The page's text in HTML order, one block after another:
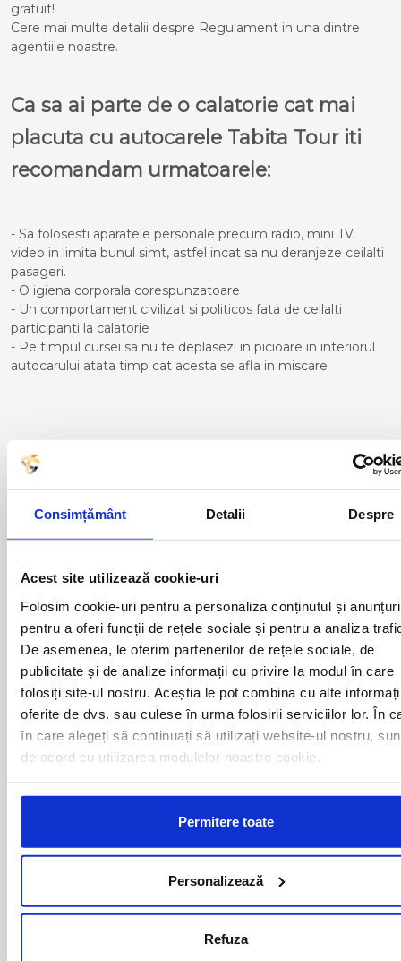
Consimțământ Detalii Despre
Acest site utilizează cookie-uri
Folosim cookie-uri pentru a personaliza conținutul și
pentru a oferi funcții de rețele sociale și pentru a analiza
De asemenea, le oferim partenerilor de rețele sociale, de
publicitate și de analize informații cu privire la modul în care
folosiți site-ul nostru. Aceștia le pot combina cu alte
oferite de dvs. sau culese în urma folosirii serviciilor lor. În
în care alegeți să continuați să utilizați website-ul nostru,
de acord cu utilizarea modulelor noastre cookie.
Permitere toate
Personalizează
Refuza
gratuit!
Cere mai multe detalii despre Regulament in una dintre
agentiile noastre.
Ca sa ai parte de o calatorie cat mai
placuta cu autocarele Tabita Tour iti
recomandam urmatoarele:
- Sa folosesti aparatele personale precum radio, mini TV,
video in limita bunul simt, astfel incat sa nu deranjeze ceilalti
pasageri.
- O igiena corporala corespunzatoare
- Un comportament civilizat si politicos fata de ceilalti
participanti la calatorie
- Pe timpul cursei sa nu te deplasezi in picioare in interiorul
autocarului atata timp cat acesta se afla in miscare
Curse din Romania catre Bilbao:
AIUD
ALBA IULIA
ALEXANDRIA
BACAU
BAIA MARE
BAILE HERCULANE
BAILESTI
BALS-IS
BALS-OT
BARLAD
BECHET
BISTRET
BOTOSANI
BUCURESTI AGENTIE
MEDGIDIA
MEDIAS
MOINESTI
NUSFALAU
OLTENITA
ONESTI
ORADEA
ORSOVA
PASCANI
PERISOR
PETROSANI
PISCU VECHI
PITESTI
PODARI
POIANA MARE
RAST
REGHIN